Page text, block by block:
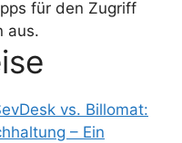
für den Zugriff
aus.
vs. Billomat:
– Ein